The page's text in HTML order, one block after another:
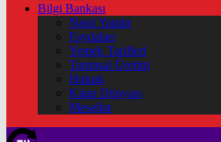
Bilgi Bankası
Nasıl Yapılır
Faydaları
Yemek Tarifleri
Tarımsal Üretim
Hukuk
Kitap Dünyası
Mesajlar